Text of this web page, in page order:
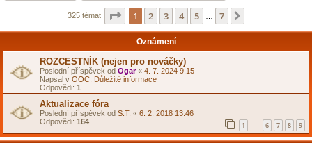
325 témat Stránka z
1 2 3 4 5 7
Oznámení
ROZCESTNÍK (nejen pro nováčky)
Poslední příspěvek od Ogar« 4. 7. 2024 9.15
Napsal v OOC: Důležité informace
Odpovědi: 1
Aktualizace fóra
Poslední příspěvek od S.T. « 6. 2. 2018 13.46
Odpovědi: 164 1 6 7 8 9